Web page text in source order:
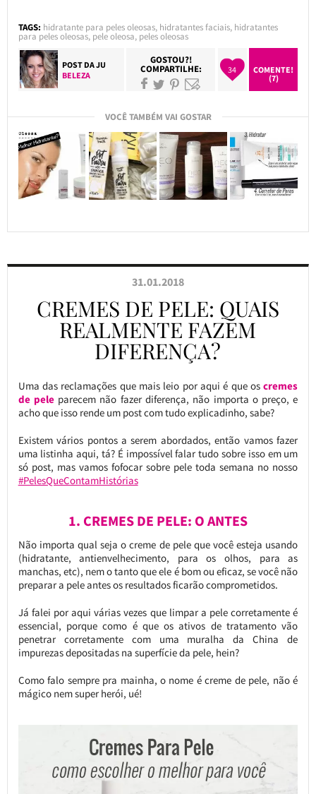
TAGS: hidratante para peles oleosas, hidratantes faciais, hidratantes
para peles oleosas, pele oleosa, peles oleosas
POST DAJU
BELEZA
GOSTOU?!
COMPARTILHE: 34
COMENTE!
(7)
VOCÊ TAMBÉM VAI GOSTAR
31.01.2018
CREMES DE PELE: QUAIS
REALMENTE FAZEM
DIFERENÇA?
Uma das reclamações que mais leio por aqui é que oscremes
de peleparecem não fazer diferença, não importa o preço, e
acho que isso rende um post com tudo explicadinho, sabe?
Existem vários pontos a serem abordados, então vamos fazer
uma listinha aqui, tá? É impossível falar tudo sobre isso em um
só post, mas vamos fofocar sobre pele toda semana no nosso
#PelesQueContamHistórias
1. CREMES DE PELE: O ANTES
Não importa qual seja o creme de pele que você esteja usando
(hidratante, antienvelhecimento, para os olhos, para as
manchas, etc), nem o tanto que ele é bom ou eficaz, se você não
preparar a pele antes os resultados ficarão comprometidos.
Já falei por aqui várias vezes que limpar a pele corretamente é
essencial, porque como é que os ativos de tratamento vão
penetrar corretamente com uma muralha da China de
impurezas depositadas na superfície da pele, hein?
Como falo sempre pra mainha, o nome é creme de pele, não é
mágico nem super herói, ué!